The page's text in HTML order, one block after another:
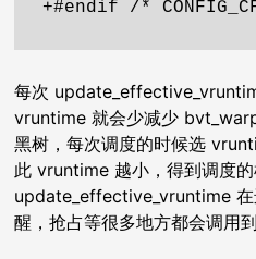
每次
vruntime 就会少减少
黑树，每次调度的时候选
此 vruntime 越小，得到调度
update_effective_vruntime
醒，抢占等很多地方都会调用